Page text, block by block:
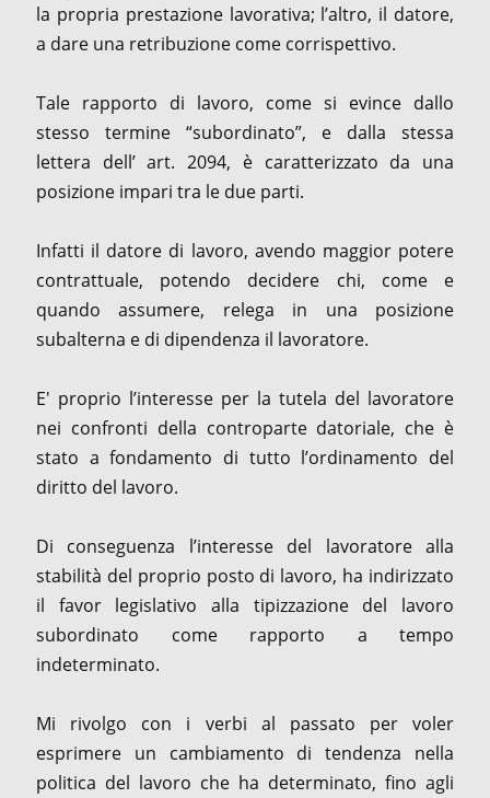
la propria prestazione lavorativa; l’altro, il datore,
a dare una retribuzione come corrispettivo.
Tale rapporto di lavoro, come si evince dallo
stesso termine “subordinato”, e dalla stessa
lettera dell’ art. 2094, è caratterizzato da una
posizione impari tra le due parti.
Infatti il datore di lavoro, avendo maggior potere
contrattuale, potendo decidere chi, come e
quando assumere, relega in una posizione
subalterna e di dipendenza il lavoratore.
E' proprio l’interesse per la tutela del lavoratore
nei confronti della controparte datoriale, che è
stato a fondamento di tutto l’ordinamento del
diritto del lavoro.
Di conseguenza l’interesse del lavoratore alla
stabilità del proprio posto di lavoro, ha indirizzato
il favor legislativo alla tipizzazione del lavoro
subordinato come rapporto a tempo
indeterminato.
Mi rivolgo con i verbi al passato per voler
esprimere un cambiamento di tendenza nella
politica del lavoro che ha determinato, fino agli